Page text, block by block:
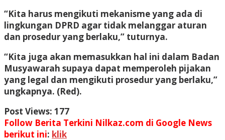
“Kita harus mengikuti mekanisme yang ada di
lingkungan DPRD agar tidak melanggar aturan
dan prosedur yang berlaku,” tuturnya.
“Kita juga akan memasukkan hal ini dalam Badan
Musyawarah supaya dapat memperoleh pijakan
yang legal dan mengikuti prosedur yang berlaku,”
ungkapnya. (Red).
Post Views: 177
Follow Berita Terkini Nilkaz.com di Google News
berikut ini: klik